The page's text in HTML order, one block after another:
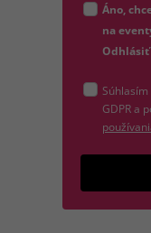
Áno,
na
Odhlásiť
GDPR a